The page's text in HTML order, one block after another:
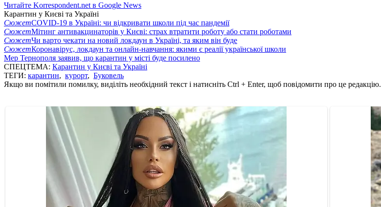
Читайте Korrespondent.net в Google News
Карантин у Києві та Україні
СюжетCOVID-19 в Україні: чи відкривати школи під час пандемії
СюжетМітинг антивакцинаторів у Києві: страх втратити роботу або стати роботами
СюжетЧи варто чекати на новий локдаун в Україні, та яким він буде
СюжетКоронавірус, локдаун та онлайн-навчання: якими є реалії української школи
Мер Тернополя заявив, що карантин у місті буде посилено
СПЕЦТЕМА: Карантин у Києві та Україні
ТЕГИ: карантин, курорт, Буковель
Якщо ви помітили помилку, виділіть необхідний текст і натисніть Ctrl + Enter, щоб повідомити про це редакцію.